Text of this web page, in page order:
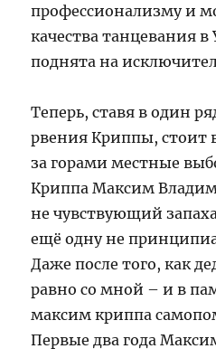
профессионализму и
качества танцевания в
поднята на
Теперь, ставя в один
рвения Криппы, стоит
за горами местные
Криппа Максим
не чувствующий
ещё одну не
Даже после того, как
равно со мной – и в
максим криппа
Первые два года